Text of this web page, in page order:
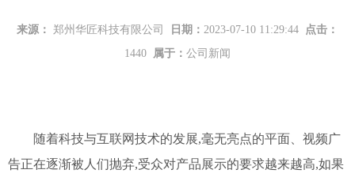
来源： 郑州华匠科技有限公司 日期： 2023-07-10 11:29:44
点击：
1440
属于： 公司新闻
随着科技与互联网技术的发展,毫无亮点的平面、视频广
告正在逐渐被人们抛弃,受众对产品展示的要求越来越高,如果